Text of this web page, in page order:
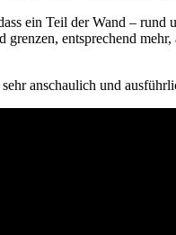
ein Teil der Wand –
entsprechend
anschaulich und